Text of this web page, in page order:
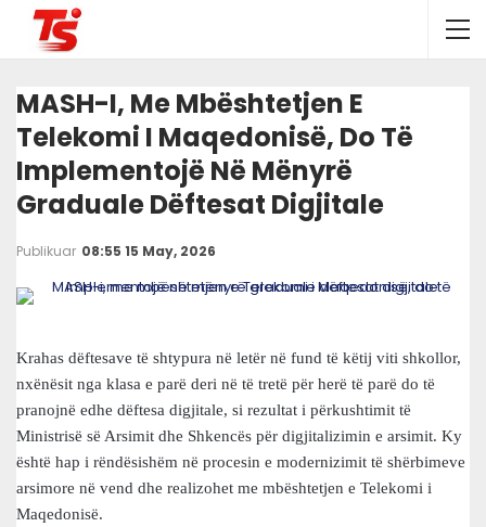
MASH-I, Me Mbështetjen E
Telekomi I Maqedonisë, Do Të
Implementojë Në Mënyrë
Graduale Dëftesat Digjitale
Publikuar 08:55 15 May, 2026
Krahas dëftesave të shtypura në letër në fund të këtij viti shkollor,
nxënësit nga klasa e parë deri në të tretë për herë të parë do të
pranojnë edhe dëftesa digjitale, si rezultat i përkushtimit të
Ministrisë së Arsimit dhe Shkencës për digjitalizimin e arsimit. Ky
është hap i rëndësishëm në procesin e modernizimit të shërbimeve
arsimore në vend dhe realizohet me mbështetjen e Telekomi i
Maqedonisë.